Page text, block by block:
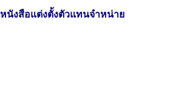
หนังสือแต่งตั้งตัวแทนจำหน่าย